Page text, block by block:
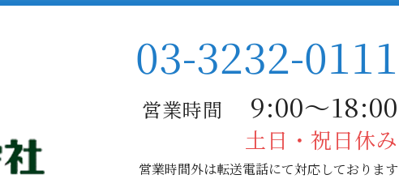
03-3232-0111
営業時間 9:00〜18:00
土日・祝日休み
営業時間外は転送電話にて対応しております